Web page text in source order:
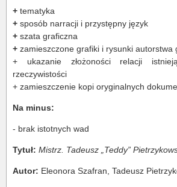
+ tematyka
+ sposób narracji i przystępny język
+ szata graficzna
+ zamieszczone grafiki i rysunki autorstwa
+ ukazanie złożoności relacji
rzeczywistości
+ zamieszczenie kopi oryginalnych
Na minus:
- brak istotnych wad
Tytuł: Mistrz. Tadeusz „Teddy”
Autor: Eleonora Szafran, Tadeusz